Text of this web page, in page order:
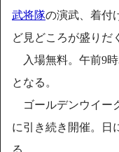
武将隊の演武、着付
ど見どころが盛りだ
入場無料。午前9
となる。
ゴールデンウイー
に引き続き開催。日